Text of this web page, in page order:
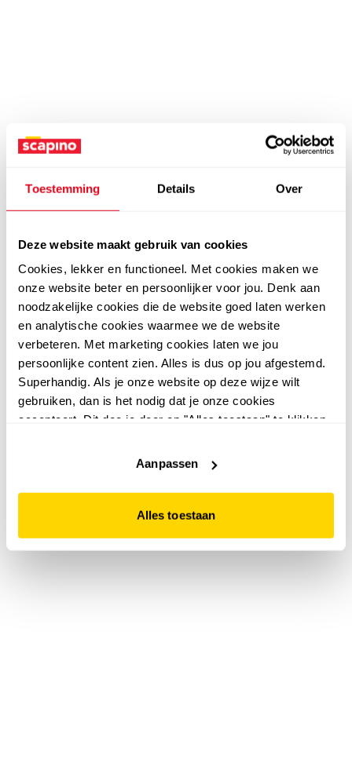
Toestemming Details Over
Deze website maakt gebruik van cookies
Cookies, lekker en functioneel. Met cookies maken we
onze website beter en persoonlijker voor jou. Denk aan
noodzakelijke cookies die de website goed laten werken
en analytische cookies waarmee we de website
verbeteren. Met marketing cookies laten we jou
persoonlijke content zien. Alles is dus op jou afgestemd.
Superhandig. Als je onze website op deze wijze wilt
gebruiken, dan is het nodig dat je onze cookies
accepteert. Dit doe je door op "Alles toestaan" te klikken.
website niet optimaal functioneert.
Aanpassen
Alles toestaan